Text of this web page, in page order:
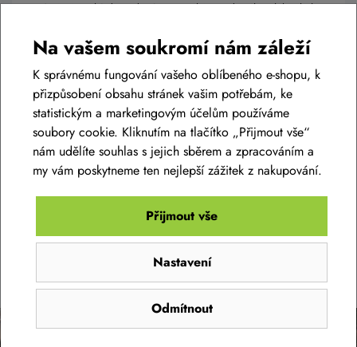
Zajímá vás, jaký dojezd můžete očekávat od svého elektrokola?
dojezd vždy závisí na kombinaci několika faktorů. S naší
kalkulačkou si ale snadno spočítáte orientační dojezd navolením
konkrétních parametrů přímo pro váš motor a baterii BOSCH.
Číst článek
SLEDUJTE NÁŠ INSTAGRAM
@bikelife.cz
Na vašem soukromí nám záleží
K správnému fungování vašeho oblíbeného e-shopu, k
přizpůsobení obsahu stránek vašim potřebám, ke
statistickým a marketingovým účelům používáme
soubory cookie. Kliknutím na tlačítko „Přijmout vše“
nám udělíte souhlas s jejich sběrem a zpracováním a
my vám poskytneme ten nejlepší zážitek z nakupování.
Odmítnout
Nastavení
Přijmout vše